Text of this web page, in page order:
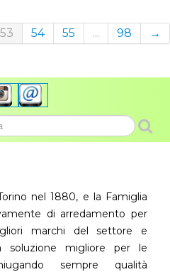
53 54 55 ... 98 →
nel 1880, e la Famiglia
di arredamento per
marchi del settore e
soluzione migliore per le
sempre qualità